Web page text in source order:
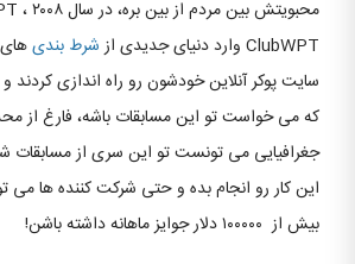
ClubWPT وارد دنیای جدیدی از
شرط بندی
سایت پوکر آنلاین خودشون رو راه اندازی
که می خواست تو این مسابقات باشه، فارغ از
جغرافیایی می تونست تو این سری از مسابقات
این کار رو انجام بده و حتی شرکت کننده ها می
بیش از ۱۰۰۰۰۰ دلار جوایز ماهانه داشته باشن!